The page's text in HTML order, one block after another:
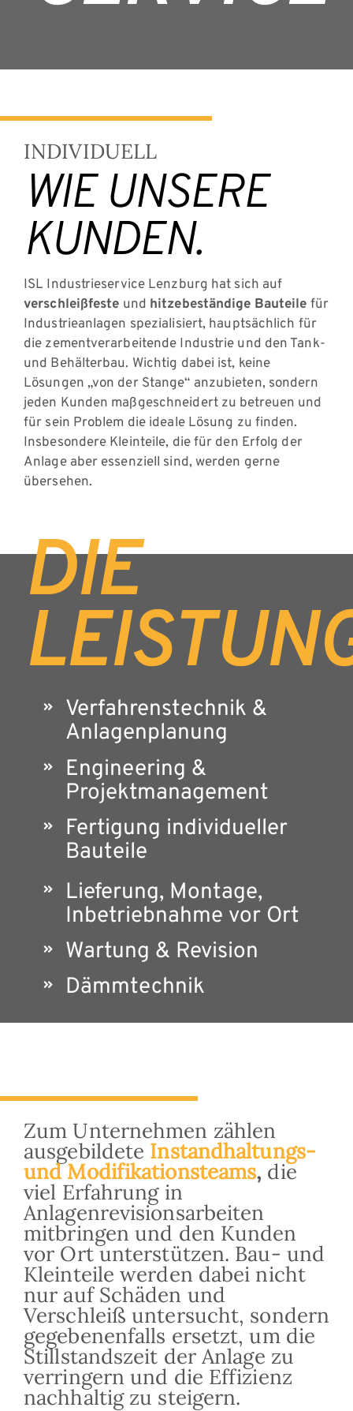
INDIVIDUELL
WIE UNSERE
KUNDEN.
ISL Industrieservice Lenzburg hat sich auf
verschleißfeste und hitzebeständige Bauteile für
Industrieanlagen spezialisiert, hauptsächlich für
die zementverarbeitende Industrie und den Tank-
und Behälterbau. Wichtig dabei ist, keine
Lösungen „von der Stange“ anzubieten, sondern
jeden Kunden maßgeschneidert zu betreuen und
für sein Problem die ideale Lösung zu finden.
Insbesondere Kleinteile, die für den Erfolg der
Anlage aber essenziell sind, werden gerne
übersehen.
DIE
Verfahrenstechnik &
Anlagenplanung
Engineering &
Projektmanagement
Fertigung individueller
Bauteile
Lieferung, Montage,
Inbetriebnahme vor Ort
Wartung & Revision
Dämmtechnik
Zum Unternehmen zählen
ausgebildete Instandhaltungs-
und Modifikationsteams, die
viel Erfahrung in
Anlagenrevisionsarbeiten
mitbringen und den Kunden
vor Ort unterstützen. Bau- und
Kleinteile werden dabei nicht
nur auf Schäden und
Verschleiß untersucht, sondern
gegebenenfalls ersetzt, um die
Stillstandszeit der Anlage zu
verringern und die Effizienz
nachhaltig zu steigern.